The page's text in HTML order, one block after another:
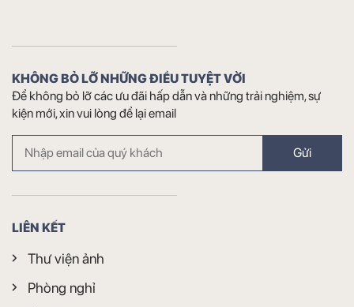
KHÔNG BỎ LỠ NHỮNG ĐIỀU TUYỆT VỜI
Để không bỏ lỡ các ưu đãi hấp dẫn và những trải nghiệm, sự
kiện mới, xin vui lòng để lại email
Gửi
LIÊN KẾT
Thư viện ảnh
Phòng nghỉ